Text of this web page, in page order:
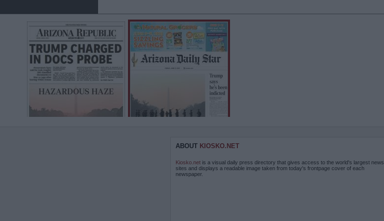
ABOUT KIOSKO.NET
Kiosko.net is a visual daily press directory that gives access to the world's largest news
sites and displays a readable image taken from today's frontpage cover of each
newspaper.